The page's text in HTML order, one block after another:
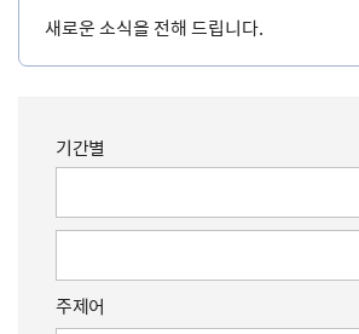
새로운 소식을 전해 드립니다.
기간별
주제어